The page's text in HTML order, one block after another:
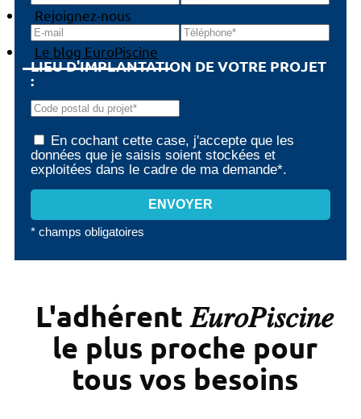
Rejoignez-nous
Le blog EuroPiscine
LIEU D'IMPLANTATION DE VOTRE PROJET
:
En cochant cette case, j'accepte que les
données que je saisis soient stockées et
exploitées dans le cadre de ma demande*.
* champs obligatoires
L'adhérent 𝐸𝑢𝑟𝑜𝑃𝑖𝑠𝑐𝑖𝑛𝑒
le plus proche pour
tous vos besoins